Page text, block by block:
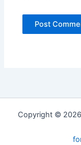
Copyright ©